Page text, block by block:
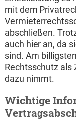
mit dem
abschließen.
auch hier an, da
sind. Am
Rechtsschutz als
dazu nimmt.
Wichtige